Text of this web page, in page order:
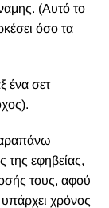
(Αυτό το
όσο τα
ένα σετ
της εφηβείας,
τους, αφού
χρόνος